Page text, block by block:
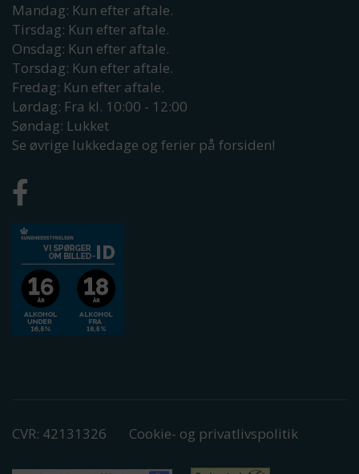
Mandag: Kun efter aftale.
Tirsdag: Kun efter aftale.
Onsdag: Kun efter aftale.
Torsdag: Kun efter aftale.
Fredag: Kun efter aftale.
Lørdag: Fra kl. 10:00 - 12:00
Søndag: Lukket
Se øvrige lukkedage og ferier på forsiden!
CVR: 42131326 Cookie- og privatlivspolitik